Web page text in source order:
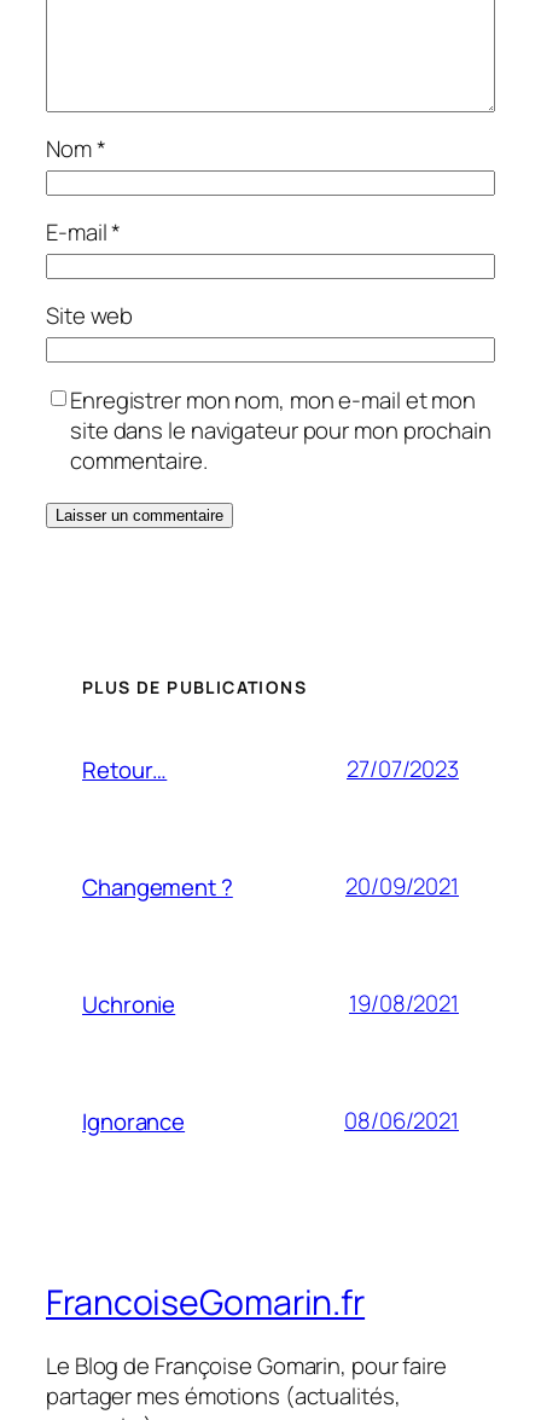
Nom*
E-mail*
Site web
Enregistrer mon nom, mon e-mail et mon
site dans le navigateur pour mon prochain
commentaire.
PLUS DE PUBLICATIONS
Retour… 27/07/2023
Changement ? 20/09/2021
Uchronie 19/08/2021
Ignorance 08/06/2021
FrancoiseGomarin.fr
Le Blog de Françoise Gomarin, pour faire
partager mes émotions (actualités,